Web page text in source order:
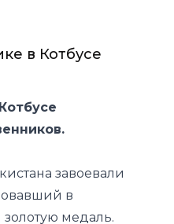
завоевали
в
мира.
прыжке.